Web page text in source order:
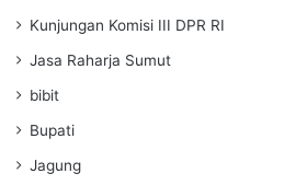
Kunjungan Komisi III DPR RI
Jasa Raharja Sumut
bibit
Bupati
Jagung